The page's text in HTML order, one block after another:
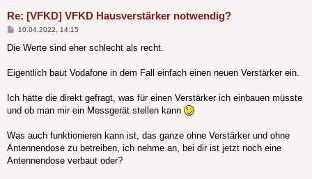
Re: [VFKD] VFKD Hausverstärker notwendig?
Beitrag
10.04.2022, 14:15
Die Werte sind eher schlecht als recht.
Eigentlich baut Vodafone in dem Fall einfach einen neuen Verstärker ein.
Ich hätte die direkt gefragt, was für einen Verstärker ich einbauen müsste
und ob man mir ein Messgerät stellen kann
Was auch funktionieren kann ist, das ganze ohne Verstärker und ohne
Antennendose zu betreiben, ich nehme an, bei dir ist jetzt noch eine
Antennendose verbaut oder?